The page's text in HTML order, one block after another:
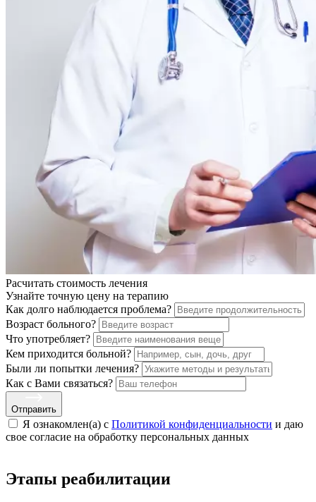
Расчитать стоимость лечения
Узнайте точную цену на терапию
Как долго наблюдается проблема?
Возраст больного?
Что употребляет?
Кем приходится больной?
Были ли попытки лечения?
Как с Вами связаться?
Отправить
Я ознакомлен(а) с Политикой конфиденциальности и даю
свое cогласие на обработку персональных данных
Этапы реабилитации